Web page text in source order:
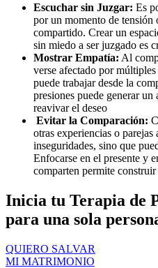
Escuchar sin Juzgar: Es
por un momento de
compartido. Crear un
sin miedo a ser juzgado es
Mostrar Empatía: Al
verse afectado por
puede trabajar desde la
presiones puede generar
reavivar el deseo
Evitar la Comparación:
otras experiencias o parejas
inseguridades, sino que
Enfocarse en el presente y
comparten permite
Inicia tu Terapia de
para una sola
QUIERO SALVAR
MI MATRIMONIO